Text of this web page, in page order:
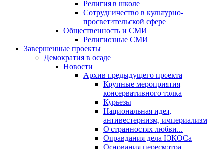
Религия в школе
Сотрудничество в культурно-
просветительской сфере
Общественность и СМИ
Религиозные СМИ
Завершенные проекты
Демократия в осаде
Новости
Архив предыдущего проекта
Крупные мероприятия
консервативного толка
Курьезы
Национальная идея,
антивестернизм, империализм
О странностях любви...
Оправдания дела ЮКОСа
Основания пересмотра